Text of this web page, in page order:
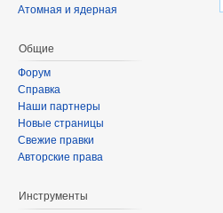
Атомная и ядерная
Общие
Форум
Справка
Наши партнеры
Новые страницы
Свежие правки
Авторские права
Инструменты